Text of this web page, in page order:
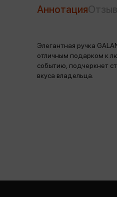
Аннотация
Элегантная ручка
отличным подарком к
событию, подчеркнет
вкуса владельца.